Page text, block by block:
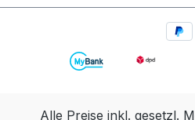
Alle Preise inkl. gesetzl.